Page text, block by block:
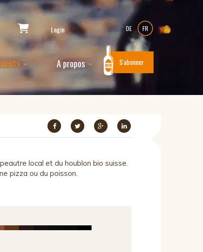
Login DE FR
A propos S'abonner
local et du houblon bio suisse.
pizza ou du poisson.